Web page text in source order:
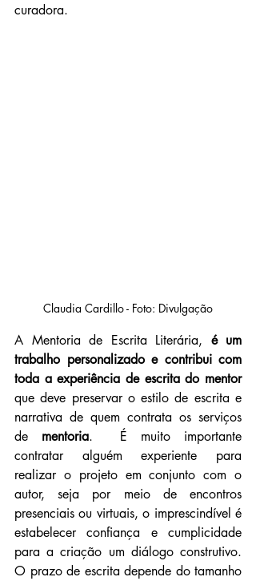
curadora.
Claudia Cardillo - Foto: Divulgação
A Mentoria de Escrita Literária, é um
trabalho personalizado e contribui com
toda a experiência de escrita do mentor
que deve preservar o estilo de escrita e
narrativa de quem contrata os serviços
de mentoria.
É muito importante
contratar alguém experiente para
realizar o projeto em conjunto com o
autor, seja por meio de encontros
presenciais ou virtuais, o imprescindível é
estabelecer confiança e cumplicidade
para a criação um diálogo construtivo.
O prazo de escrita depende do tamanho